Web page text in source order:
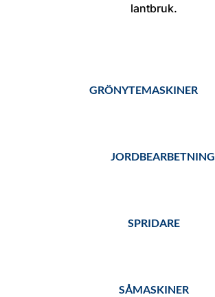
lantbruk.
GRÖNYTEMASKINER
JORDBEARBETNING
SPRIDARE
SÅMASKINER